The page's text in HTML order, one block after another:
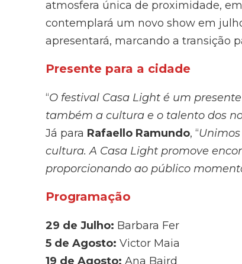
atmosfera única de proximidade,
contemplará um novo show em
apresentará, marcando a transição
Presente para a cidade
“O festival Casa Light é um
também a cultura e o talento dos
Já para Rafaello Ramundo, “
cultura. A Casa Light promove
proporcionando ao público
Programação
29 de Julho: Barbara Fer
5 de Agosto: Victor Maia
19 de Agosto: Ana Baird